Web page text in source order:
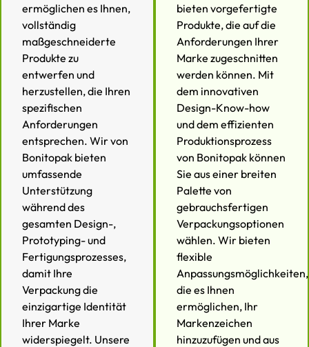
ermöglichen es Ihnen,
vollständig
maßgeschneiderte
Produkte zu
entwerfen und
herzustellen, die Ihren
spezifischen
Anforderungen
entsprechen. Wir von
Bonitopak bieten
umfassende
Unterstützung
während des
gesamten Design-,
Prototyping- und
Fertigungsprozesses,
damit Ihre
Verpackung die
einzigartige Identität
Ihrer Marke
widerspiegelt. Unsere
bieten vorgefertigte
Produkte, die auf die
Anforderungen Ihrer
Marke zugeschnitten
werden können. Mit
dem innovativen
Design-Know-how
und dem effizienten
Produktionsprozess
von Bonitopak können
Sie aus einer breiten
Palette von
gebrauchsfertigen
Verpackungsoptionen
wählen. Wir bieten
flexible
Anpassungsmöglichkeiten,
die es Ihnen
ermöglichen, Ihr
Markenzeichen
hinzuzufügen und aus